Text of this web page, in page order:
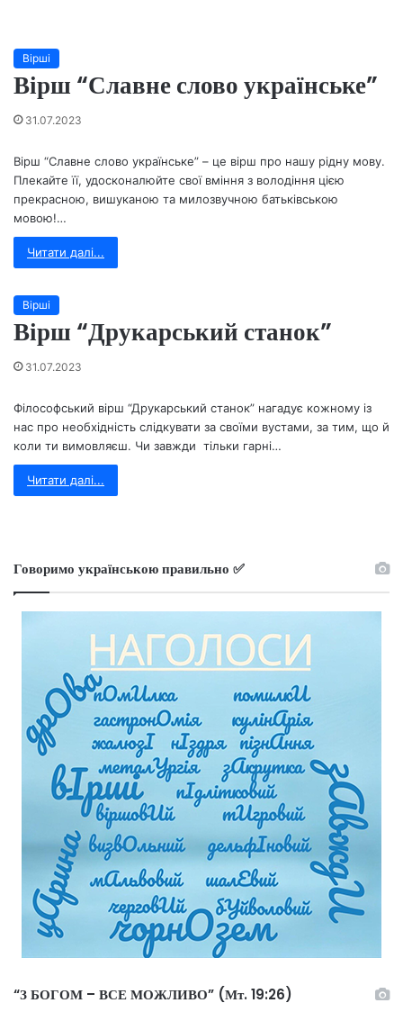
Вірші
Вірш “Славне слово українське”
31.07.2023
Вірш “Славне слово українське” – це вірш про нашу рідну мову.
Плекайте її, удосконалюйте свої вміння з володіння цією
прекрасною, вишуканою та милозвучною батьківською
мовою!…
Читати далі...
Вірші
Вірш “Друкарський станок”
31.07.2023
Філософський вірш “Друкарський станок” нагадує кожному із
нас про необхідність слідкувати за своїми вустами, за тим, що й
коли ти вимовляєш. Чи завжди тільки гарні…
Читати далі...
Говоримо українською правильно ✅
“З БОГОМ – ВСЕ МОЖЛИВО” (Мт. 19:26)